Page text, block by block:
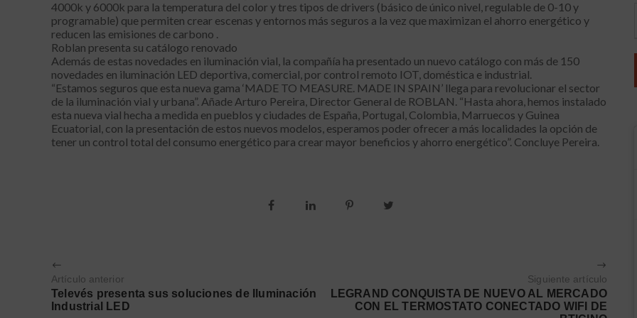
4000k y 6000k para la temperatura del color y tres tipos de drivers (básico de único nivel, regulable de 0-10 y
programable) que permiten crear escenas y entornos más seguros a la vez que maximizan el ahorro energético y
reducen las emisiones de carbono .
Roblan presenta su catálogo renovado
Además de estas novedades en iluminación vial, la compañía ha presentado un nuevo catálogo con más de 150
novedades en iluminación LED deportiva, comercial, por control remoto IOT, doméstica e industrial.
“Estamos seguros que esta nueva gama ‘MADE TO MEASURE. MADE IN SPAIN’ llega para revolucionar el sector
de la iluminación vial y urbana”. Añade Arturo Pereira, Director General de ROBLAN. “Hasta ahora, hemos instalado
esta nueva vial hecha a medida en pueblos y ciudades de España, Portugal, Colombia, Marruecos y Guinea
Ecuatorial, con la presentación de estos nuevos modelos, esperamos poder ofrecer a más localidades la opción de
tener un control total del consumo energético para crear mayor beneficios y ahorro energético”. Concluye Pereira.
Artículo anterior
Televés presenta sus soluciones de Iluminación
Industrial LED
Siguiente artículo
LEGRAND CONQUISTA DE NUEVO AL MERCADO
CON EL TERMOSTATO CONECTADO WIFI DE